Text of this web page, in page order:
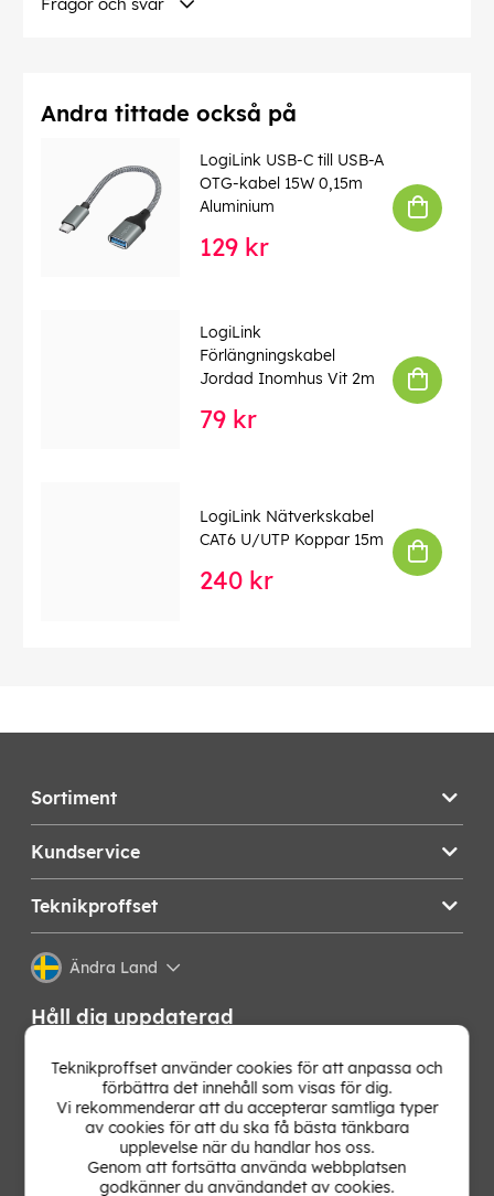
Andra tittade också på
LogiLink USB-C till USB-A
OTG-kabel 15W 0,15m
Aluminium
129 kr
LogiLink
Förlängningskabel
Jordad Inomhus Vit 2m
79 kr
LogiLink Nätverkskabel
CAT6 U/UTP Koppar 15m
240 kr
Sortiment
Kundservice
Teknikproffset
Ändra Land
Håll dig uppdaterad
Få de senaste nyheterna, hetaste erbjudandena och
bästa tipsen från oss direkt i din mejlkorg. Signa upp på
vårt nyhetsbrev!
Teknikproffset använder cookies för att anpassa och
förbättra det innehåll som visas för dig.
Vi rekommenderar att du accepterar samtliga typer
av cookies för att du ska få bästa tänkbara
upplevelse när du handlar hos oss.
Genom att fortsätta använda webbplatsen
godkänner du användandet av cookies.